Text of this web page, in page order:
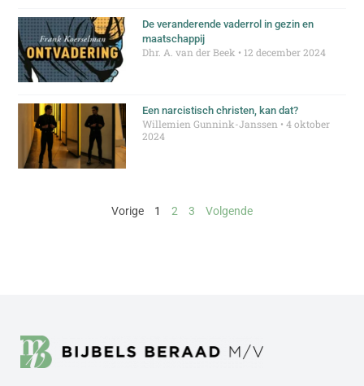
De veranderende vaderrol in gezin en
maatschappij
Dhr. A. van der Beek 12 december 2024
Een narcistisch christen, kan dat?
Willemien Gunnink-Janssen
4 oktober
2024
Vorige 1 2 3 Volgende